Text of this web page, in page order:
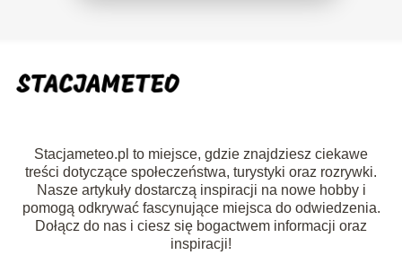
Stacjameteo.pl to miejsce, gdzie znajdziesz ciekawe
treści dotyczące społeczeństwa, turystyki oraz rozrywki.
Nasze artykuły dostarczą inspiracji na nowe hobby i
pomogą odkrywać fascynujące miejsca do odwiedzenia.
Dołącz do nas i ciesz się bogactwem informacji oraz
inspiracji!